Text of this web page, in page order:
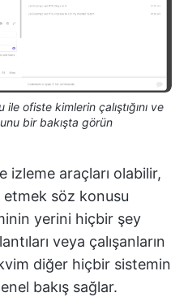
ofiste kimlerin çalıştığını ve
bir bakışta görün
izleme araçları olabilir,
etmek söz konusu
yerini hiçbir şey
veya çalışanların
diğer hiçbir sistemin
bakış sağlar.